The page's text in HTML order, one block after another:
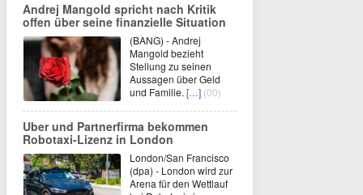
Andrej Mangold spricht nach Kritik
offen über seine finanzielle Situation
(BANG) - Andrej
Mangold bezieht
Stellung zu seinen
Aussagen über Geld
und Familie. […] (00)
Uber und Partnerfirma bekommen
Robotaxi-Lizenz in London
London/San Francisco
(dpa) - London wird zur
Arena für den Wettlauf